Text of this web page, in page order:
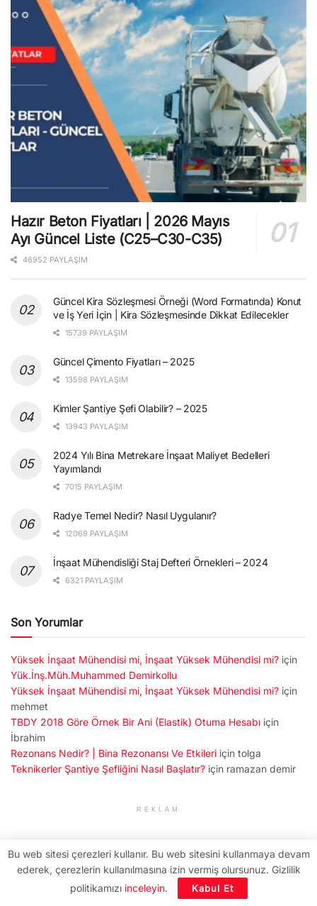
Hazır Beton Fiyatları | 2026 Mayıs
Ayı Güncel Liste (C25–C30-C35)
46952 PAYLAŞIM
Güncel Kira Sözleşmesi Örneği (Word Formatında) Konut
ve İş Yeri İçin | Kira Sözleşmesinde Dikkat Edilecekler
15739 PAYLAŞIM
Güncel Çimento Fiyatları – 2025
13598 PAYLAŞIM
Kimler Şantiye Şefi Olabilir? – 2025
13943 PAYLAŞIM
2024 Yılı Bina Metrekare İnşaat Maliyet Bedelleri
Yayımlandı
7015 PAYLAŞIM
Radye Temel Nedir? Nasıl Uygulanır?
12069 PAYLAŞIM
İnşaat Mühendisliği Staj Defteri Örnekleri – 2024
6321 PAYLAŞIM
Son Yorumlar
Yüksek İnşaat Mühendisi mi, İnşaat Yüksek Mühendisi mi? için
Yük.İnş.Müh.Muhammed Demirkollu
Yüksek İnşaat Mühendisi mi, İnşaat Yüksek Mühendisi mi? için
mehmet
TBDY 2018 Göre Örnek Bir Ani (Elastik) Otuma Hesabı için
İbrahim
Rezonans Nedir? | Bina Rezonansı Ve Etkileri için tolga
Teknikerler Şantiye Şefliğini Nasıl Başlatır? için ramazan demir
REKLAM
Sorular
İnşaat mühendisi güncel maaşlar
Bu web sitesi çerezleri kullanır. Bu web sitesini kullanmaya devam
ederek, çerezlerin kullanılmasına izin vermiş olursunuz. Gizlilik
politikamızı inceleyin. Kabul Et